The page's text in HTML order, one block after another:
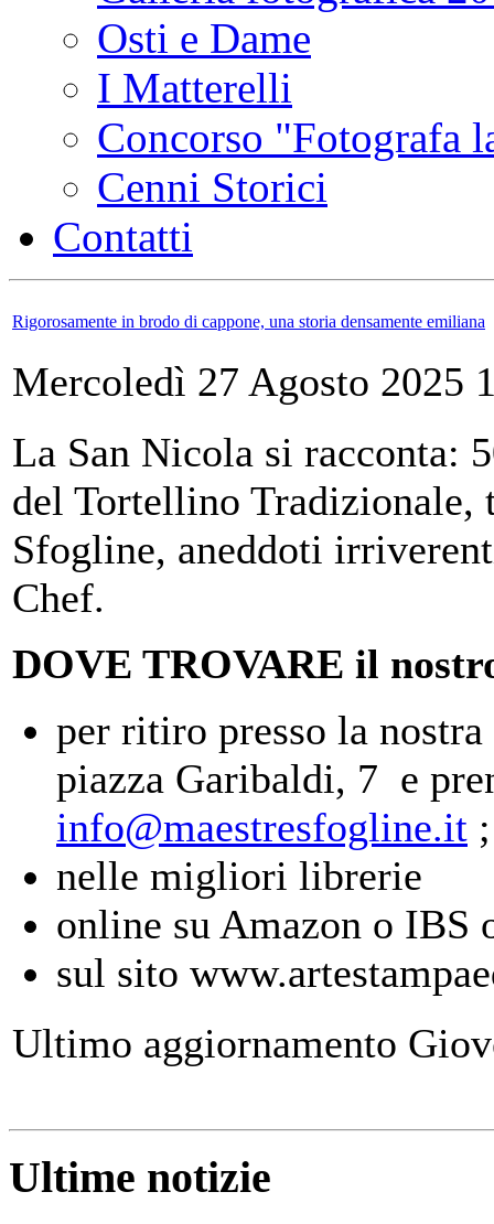
Osti e Dame
I Matterelli
Concorso "Fotografa
Cenni Storici
Contatti
Rigorosamente in brodo di cappone, una storia densamente emiliana
Mercoledì 27 Agosto 2025
La San Nicola si racconta:
del Tortellino Tradizionale,
Sfogline, aneddoti
Chef.
DOVE TROVARE il
per ritiro presso la
piazza Garibaldi, 7 e
info@maestresfogline.it
nelle migliori librerie
online su Amazon o IBS
sul sito
Ultimo aggiornamento
Ultime notizie